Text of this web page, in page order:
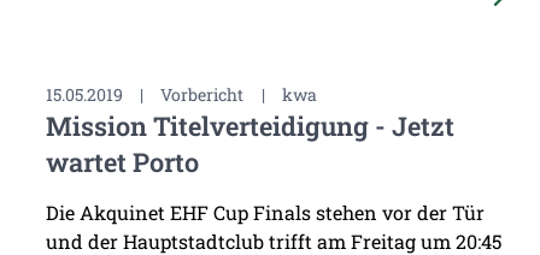
15.05.2019 | Vorbericht | kwa
Mission Titelverteidigung - Jetzt
wartet Porto
Die Akquinet EHF Cup Finals stehen vor der Tür
und der Hauptstadtclub trifft am Freitag um 20:45